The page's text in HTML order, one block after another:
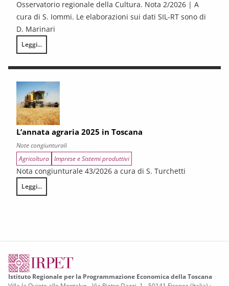
Osservatorio regionale della Cultura. Nota 2/2026 | A
cura di S. Iommi. Le elaborazioni sui dati SIL-RT sono di
D. Marinari
Leggi...
LA CONGIUNTURA DEI SETTORI CULTURALI. Ripresa selettiva e
L’annata agraria 2025 in Toscana
Note congiunturali
Agricoltura Imprese e Sistemi produttivi
Nota congiunturale 43/2026 a cura di S. Turchetti
Leggi...
L’annata agraria 2025 in Toscana
Istituto Regionale per la Programmazione Economica della Toscana